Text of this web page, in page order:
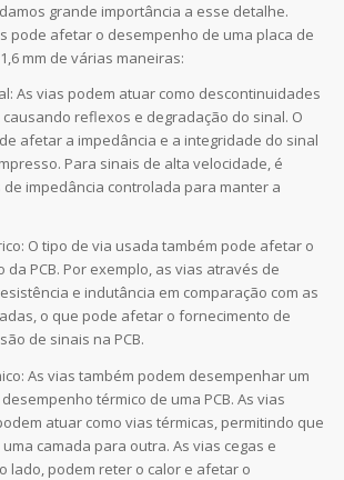
grande importância a esse detalhe.
pode afetar o desempenho de uma placa de
mm de várias maneiras:
As vias podem atuar como descontinuidades
reflexos e degradação do sinal. O
afetar a impedância e a integridade do sinal
Para sinais de alta velocidade, é
impedância controlada para manter a
O tipo de via usada também pode afetar o
PCB. Por exemplo, as vias através de
e indutância em comparação com as
o que pode afetar o fornecimento de
de sinais na PCB.
As vias também podem desempenhar um
térmico de uma PCB. As vias
atuar como vias térmicas, permitindo que
camada para outra. As vias cegas e
lado, podem reter o calor e afetar o